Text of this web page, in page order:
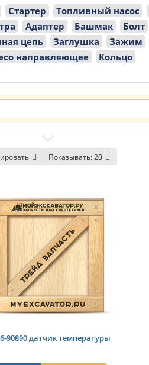
Стартер Топливный насос
Адаптер Башмак Болт
цепь Заглушка Зажим
направляющее Кольцо
Показывать:20
90890 датчик температуры